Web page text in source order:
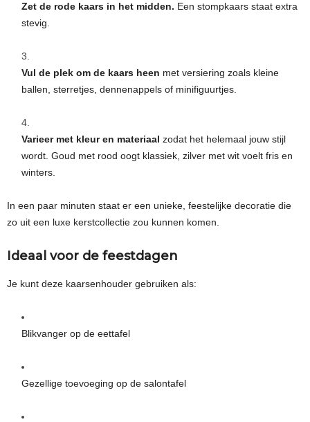
Zet de rode kaars in het midden. Een stompkaars staat extra
stevig.
Vul de plek om de kaars heen met versiering zoals kleine
ballen, sterretjes, dennenappels of minifiguurtjes.
Varieer met kleur en materiaal zodat het helemaal jouw stijl
wordt. Goud met rood oogt klassiek, zilver met wit voelt fris en
winters.
In een paar minuten staat er een unieke, feestelijke decoratie die
zo uit een luxe kerstcollectie zou kunnen komen.
Ideaal voor de feestdagen
Je kunt deze kaarsenhouder gebruiken als:
Blikvanger op de eettafel
Gezellige toevoeging op de salontafel